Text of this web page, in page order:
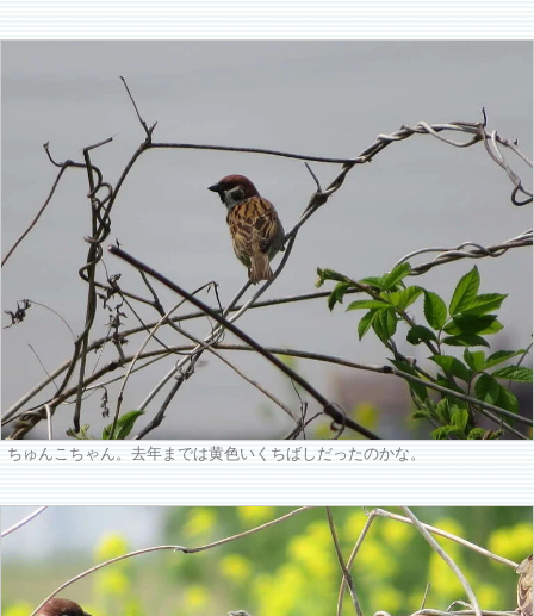
ちゅんこちゃん。去年までは黄色いくちばしだったのかな。